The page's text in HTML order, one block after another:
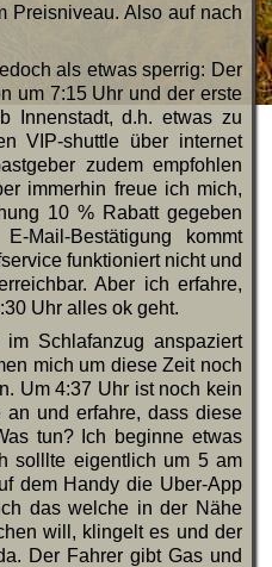
Preisniveau. Also auf nach
als etwas sperrig: Der
um 7:15 Uhr und der erste
Innenstadt, d.h. etwas zu
VIP-shuttle über internet
zudem empfohlen
immerhin freue ich mich,
10 % Rabatt gegeben
Mail-Bestätigung kommt
funktioniert nicht und
Aber ich erfahre,
Uhr alles ok geht.
Schlafanzug anspaziert
mich um diese Zeit noch
Um 4:37 Uhr ist noch kein
und erfahre, dass diese
tun? Ich beginne etwas
solllte eigentlich um 5 am
dem Handy die Uber-App
das welche in der Nähe
will, klingelt es und der
Der Fahrer gibt Gas und